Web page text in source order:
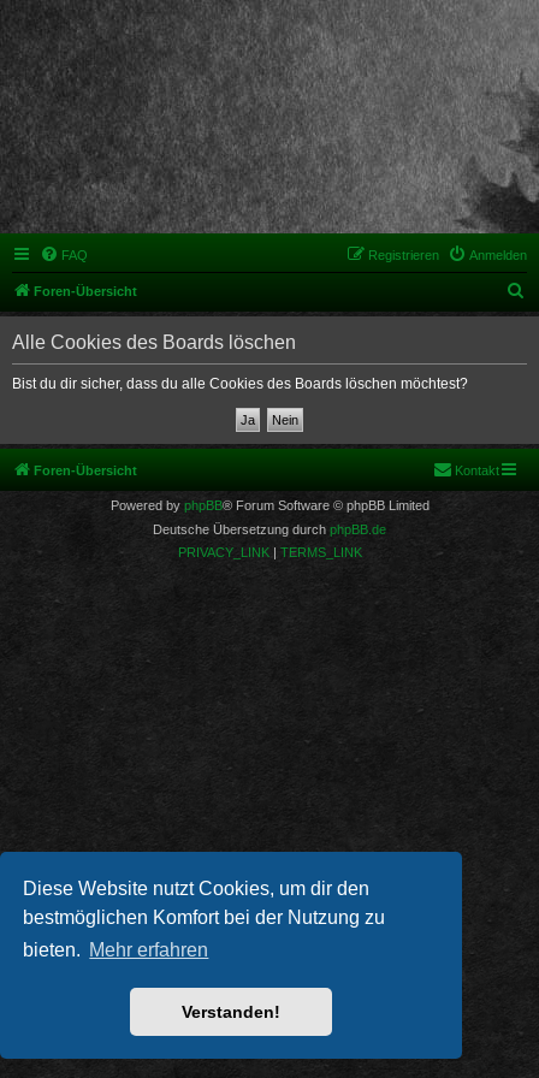
Diese Website nutzt Cookies, um dir den
bestmöglichen Komfort bei der Nutzung zu
bieten. Mehr erfahren
Verstanden!
FAQ Anmelden
Registrieren
Foren-Übersicht
u
Alle Cookies des Boards löschen
Bist du dir sicher, dass du alle Cookies des Boards löschen möchtest?
Foren-Übersicht Kontakt
Powered by phpBB® Forum Software © phpBB Limited
Deutsche Übersetzung durch phpBB.de
PRIVACY_LINK| TERMS_LINK